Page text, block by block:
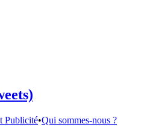
Publicité•Qui sommes-nous ?
à nos abonnés
du site, découvrez nos